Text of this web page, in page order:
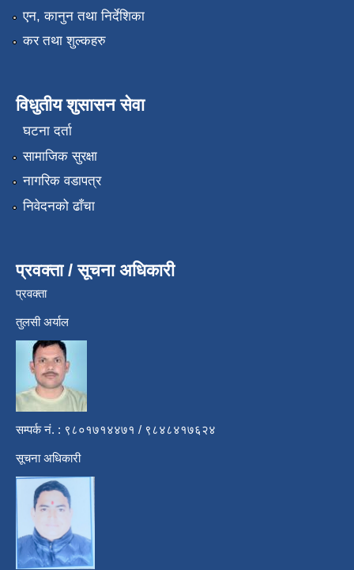
एन, कानुन तथा निर्देशिका
कर तथा शुल्कहरु
विधुतीय शुसासन सेवा
घटना दर्ता
सामाजिक सुरक्षा
नागरिक वडापत्र
निवेदनको ढाँचा
प्रवक्ता / सूचना अधिकारी
प्रवक्ता
तुलसी अर्याल
सम्पर्क नं. : ९८०१७१४४७१ / ९८४८४१७६२४
सूचना अधिकारी